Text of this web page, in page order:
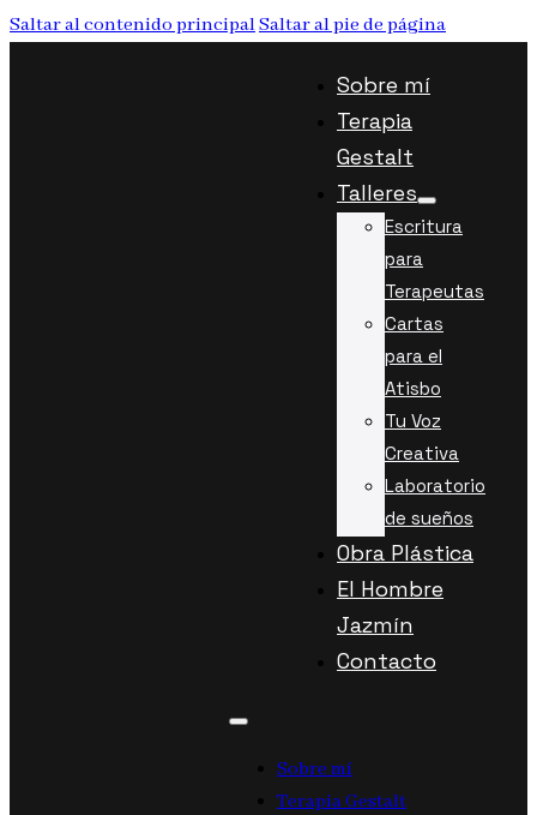
Saltar al contenido principalSaltar al pie de página
Sobre mí
Terapia
Gestalt
Talleres
Escritura
para
Terapeutas
Cartas
para el
Atisbo
Tu Voz
Creativa
Laboratorio
de sueños
Obra Plástica
El Hombre
Jazmín
Contacto
Sobre mí
Terapia Gestalt